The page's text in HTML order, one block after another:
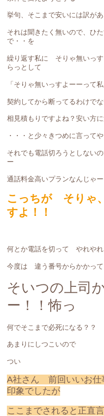
挙句、そこまで安いには訳が
それは聞きたく無いので、ひ
で・・を
繰り返す私に そりゃ無いっす
らっとして
「そりゃ無いっすよーーって
契約してから断ってるわけで
相見積もりですよね？安い方
・・・と少々きつめに言ってや
それでも電話切ろうとしない
ー
通話料金高いプランなんじゃ
こっちが そりゃ
すよ！！
何とか電話を切って やれやれ
今度は 違う番号からかかって
そいつの上司
ー！！怖っ
何でそこまで必死になる？？
あまりにしつこいので
つい
A社さん 前回いいお仕
印象でしたが
ここまでされると正直